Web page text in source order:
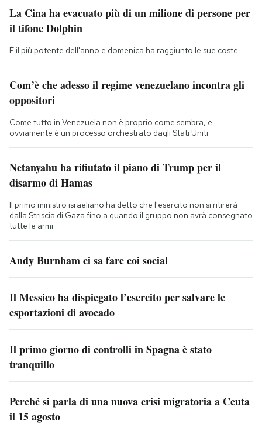
La Cina ha evacuato più di un milione di persone per
il tifone Dolphin
È il più potente dell'anno e domenica ha raggiunto le sue coste
Com’è che adesso il regime venezuelano incontra gli
oppositori
Come tutto in Venezuela non è proprio come sembra, e
ovviamente è un processo orchestrato dagli Stati Uniti
Netanyahu ha rifiutato il piano di Trump per il
disarmo di Hamas
Il primo ministro israeliano ha detto che l'esercito non si ritirerà
dalla Striscia di Gaza fino a quando il gruppo non avrà consegnato
tutte le armi
Andy Burnham ci sa fare coi social
Il Messico ha dispiegato l’esercito per salvare le
esportazioni di avocado
Il primo giorno di controlli in Spagna è stato
tranquillo
Perché si parla di una nuova crisi migratoria a Ceuta
il 15 agosto